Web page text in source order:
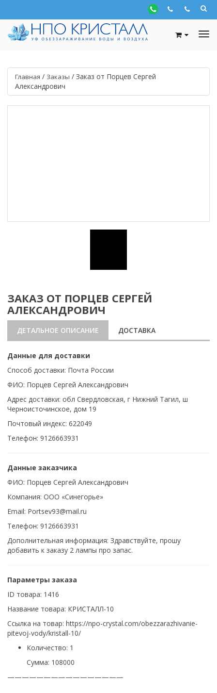
Главная / Заказы / Заказ от Порцев Сергей
Александрович
ЗАКАЗ ОТ ПОРЦЕВ СЕРГЕЙ
АЛЕКСАНДРОВИЧ
ДЕТАЛЬНОЕ ОПИСАНИЕ ДОСТАВКА
Данные для доставки
Способ доставки: Почта России
ФИО: Порцев Сергей Александрович
Адрес доставки: обл Свердловская, г Нижний Тагил, ш
Черноисточинское, дом 19
Почтовый индекс: 622049
Телефон: 9126663931
Данные заказчика
ФИО: Порцев Сергей Александрович
Компания: ООО «Синегорье»
Email: Portsev93@mail.ru
Телефон: 9126663931
Дополнительная информация: Здравствуйте, прошу
добавить к заказу 2 лампы про запас.
Параметры заказа
ID товара: 1416
Название товара: КРИСТАЛЛ-10
Ссылка на товар: https://npo-crystal.com/obezzarazhivanie-
pitevoj-vody/kristall-10/
Количество: 1
Сумма: 108000
————————————————